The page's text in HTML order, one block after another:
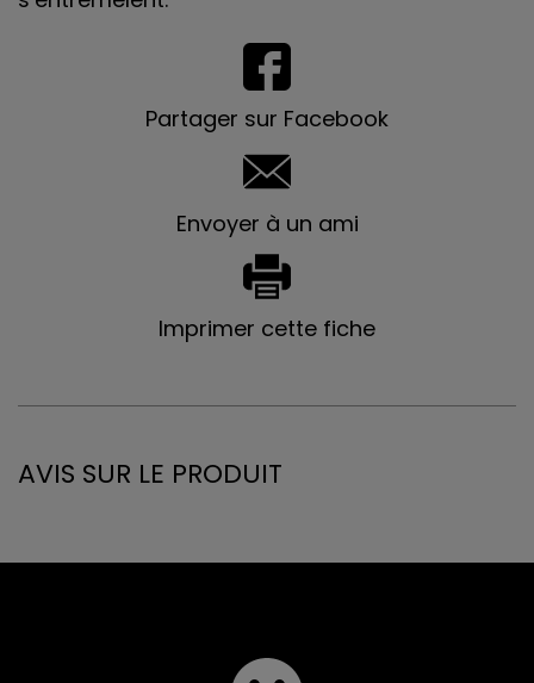
Partager sur Facebook
Envoyer à un ami
Imprimer cette fiche
AVIS SUR LE PRODUIT